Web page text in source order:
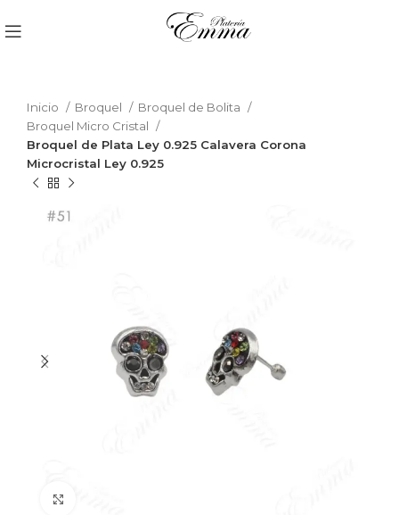
Inicio Broquel
Broquel de Bolita
Broquel Micro Cristal
Broquel de Plata Ley 0.925 Calavera Corona
Microcristal Ley 0.925